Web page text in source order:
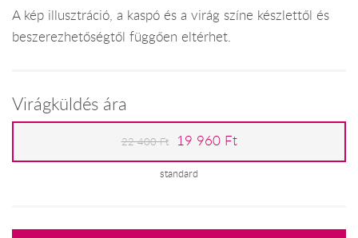
A kép illusztráció, a kaspó és a virág színe készlettől és
beszerezhetőségtől függően eltérhet.
Virágküldés ára
22 400 Ft 19 960 Ft
standard